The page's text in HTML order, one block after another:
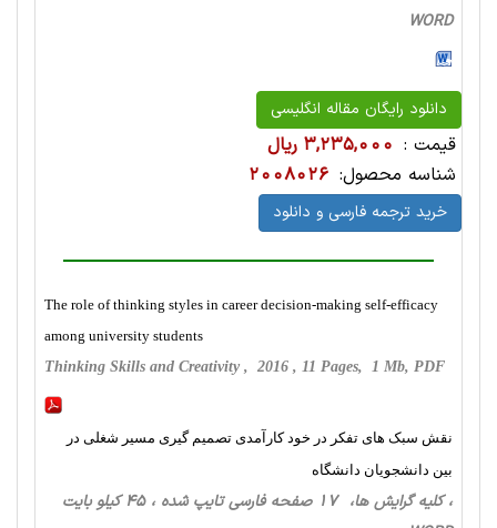
WORD
دانلود رایگان مقاله انگلیسی
قیمت : 3,235,000 ریال
شناسه محصول: 2008026
خرید ترجمه فارسی و دانلود
The role of thinking styles in career decision-making self-efficacy
among university students
Thinking Skills and Creativity , 2016 , 11 Pages, 1 Mb, PDF
نقش سبک های تفکر در خود کارآمدی تصمیم گیری مسیر شغلی در
بین دانشجویان دانشگاه
، کلیه گرایش ها، 17 صفحه فارسی تایپ شده ، 45 کیلو بایت